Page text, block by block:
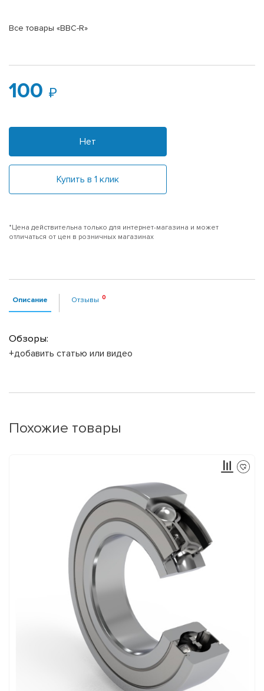
Все товары «BBC-R»
100
Нет
Купить в 1 клик
*Цена действительна только для интернет-магазина и может
отличаться от цен в розничных магазинах
Описание Отзывы
Обзоры:
+добавить статью или видео
Похожие товары